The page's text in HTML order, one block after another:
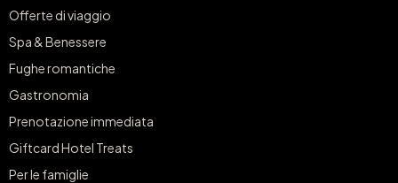
Offerte di viaggio
Spa & Benessere
Fughe romantiche
Gastronomia
Prenotazione immediata
Giftcard Hotel Treats
Per le famiglie